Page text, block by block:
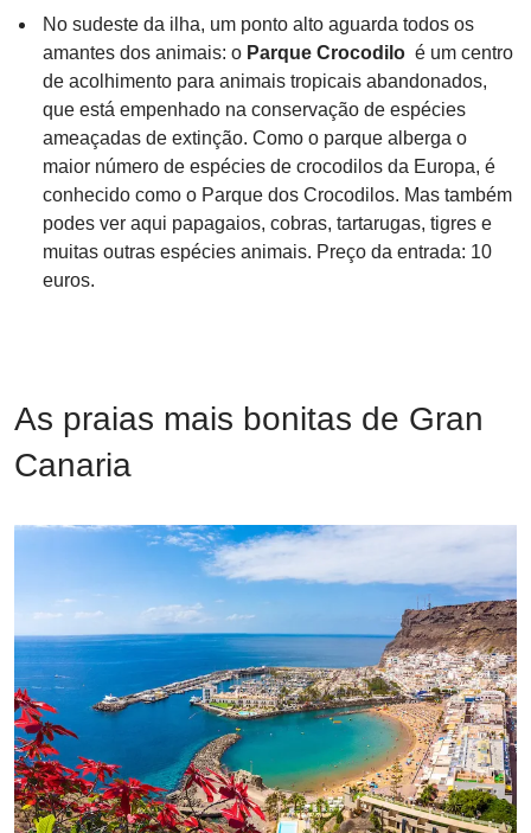
No sudeste da ilha, um ponto alto aguarda todos os
amantes dos animais: o Parque Crocodilo é um centro
de acolhimento para animais tropicais abandonados,
que está empenhado na conservação de espécies
ameaçadas de extinção. Como o parque alberga o
maior número de espécies de crocodilos da Europa, é
conhecido como o Parque dos Crocodilos. Mas também
podes ver aqui papagaios, cobras, tartarugas, tigres e
muitas outras espécies animais. Preço da entrada: 10
euros.
As praias mais bonitas de Gran
Canaria